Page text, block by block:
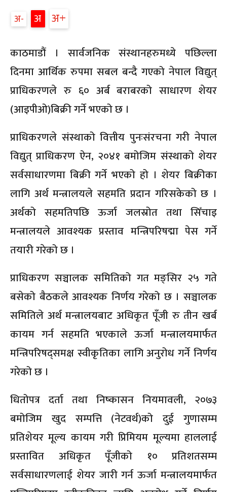
अ अ अ
काठमाडौं । सार्वजनिक संस्थानहरुमध्ये पछिल्ला
दिनमा आर्थिक रुपमा सबल बन्दै गएको नेपाल विद्युत्
प्राधिकरणले रु ६० अर्ब बराबरको साधारण शेयर
(आइपीओ)बिक्री गर्ने भएको छ ।
प्राधिकरणले संस्थाको वित्तीय पुनःसंरचना गरी नेपाल
विद्युत् प्राधिकरण ऐन, २०४१ बमोजिम संस्थाको शेयर
सर्वसाधारणमा बिक्री गर्ने भएको हो । शेयर बिक्रीका
लागि अर्थ मन्त्रालयले सहमति प्रदान गरिसकेको छ ।
अर्थको सहमतिपछि ऊर्जा जलस्रोत तथा सिँचाइ
मन्त्रालयले आवश्यक प्रस्ताव मन्त्रिपरिषद्मा पेस गर्ने
तयारी गरेको छ ।
प्राधिकरण सञ्चालक समितिको गत मङ्सिर २५ गते
बसेको बैठकले आवश्यक निर्णय गरेको छ । सञ्चालक
समितिले अर्थ मन्त्रालयबाट अधिकृत पूँजी रु तीन खर्ब
कायम गर्न सहमति भएकाले ऊर्जा मन्त्रालयमार्फत
मन्त्रिपरिषद्समक्ष स्वीकृतिका लागि अनुरोध गर्ने निर्णय
गरेको छ ।
धितोपत्र दर्ता तथा निष्कासन नियमावली, २०७३
बमोजिम खुद सम्पत्ति (नेटवर्थ)को दुई गुणासम्म
प्रतिशेयर मूल्य कायम गरी प्रिमियम मूल्यमा हाललाई
प्रस्तावित अधिकृत पूँजीको १० प्रतिशतसम्म
सर्वसाधारणलाई शेयर जारी गर्न ऊर्जा मन्त्रालयमार्फत